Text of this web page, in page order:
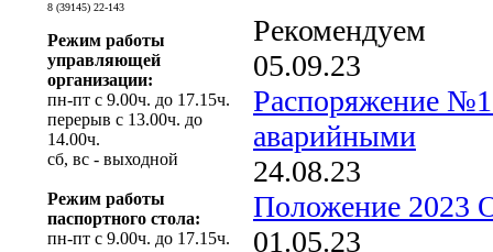
8 (39145) 22-143
Режим работы
управляющей
организации:
пн-пт с 9.00ч. до 17.15ч.
перерыв с 13.00ч. до
14.00ч.
сб, вс - выходной
Режим работы
паспортного стола:
пн-пт с 9.00ч. до 17.15ч.
Рекомендуем
05.09.23
Распоряжение
аварийными
24.08.23
Положение
01.05.23